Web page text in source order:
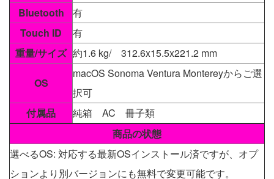
Bluetooth
有
Touch ID
有
重量/サイズ 約1.6 kg/ 312.6x15.5x221.2 mm
OS
macOS Sonoma Ventura Montereyからご選
択可
付属品
純箱 AC 冊子類
商品の状態
選べるOS: 対応する最新OSインストール済ですが、オプ
ションより別バージョンにも無料で変更可能です。